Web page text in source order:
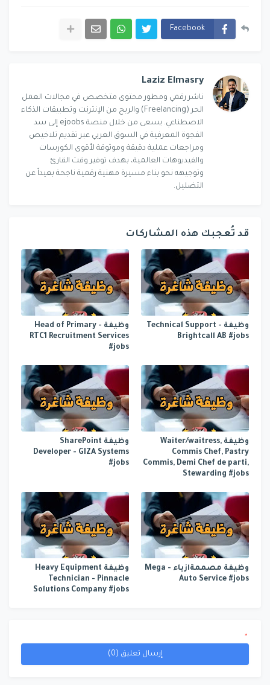
Facebook
Laziz Elmasry
ناشر رقمي ومطور محتوى متخصص في مجالات العمل
الحر (Freelancing) والربح من الإنترنت وتطبيقات الذكاء
الاصطناعي. يسعى من خلال منصة ejoobs إلى سد
الفجوة المعرفية في السوق العربي عبر تقديم تلاخيص
ومراجعات عملية دقيقة وموثوقة لأقوى الكورسات
والفيديوهات العالمية، بهدف توفير وقت القارئ
وتوجيهه نحو بناء مسيرة مهنية رقمية ناجحة بعيداً عن
التضليل.
قد تُعجبك هذه المشاركات
وظيفة Technical Support -
Brightcall AB #jobs
وظيفة Head of Primary -
RTC1 Recruitment Services
#jobs
وظيفة Waiter/waitress,
Commis Chef, Pastry
Commis, Demi Chef de parti,
Stewarding #jobs
وظيفة SharePoint
Developer - GIZA Systems
#jobs
وظيفة مصممةازياء - Mega
Auto Service #jobs
وظيفة Heavy Equipment
Technician - Pinnacle
Solutions Company #jobs
*
إرسال تعليق (0)